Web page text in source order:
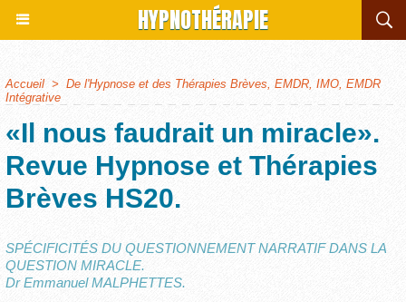
HYPNOTHÉRAPIE
Accueil > De l'Hypnose et des Thérapies Brèves, EMDR, IMO, EMDR
Intégrative
«Il nous faudrait un miracle».
Revue Hypnose et Thérapies
Brèves HS20.
SPÉCIFICITÉS DU QUESTIONNEMENT NARRATIF DANS LA
QUESTION MIRACLE.
Dr Emmanuel MALPHETTES.